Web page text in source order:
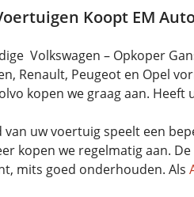
Koopt EM
Volkswagen – Opkoper
Renault, Peugeot en Opel
kopen we graag aan. Heeft
van uw voertuig speelt een
kopen we regelmatig aan.
mits goed onderhouden. Als